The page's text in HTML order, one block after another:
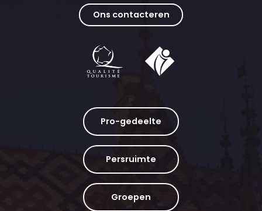
Ons contacteren
Pro-gedeelte
Persruimte
Groepen